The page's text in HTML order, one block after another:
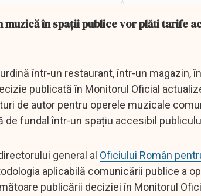
muzică în spații publice vor plăti tarife
într-un restaurant, într-un magazin,
publicată în Monitorul Oficial
de autor pentru operele muzicale
fundal într-un spațiu accesibil
general al Oficiului Român
aplicabilă comunicării publice a
publicării deciziei în Monitorul